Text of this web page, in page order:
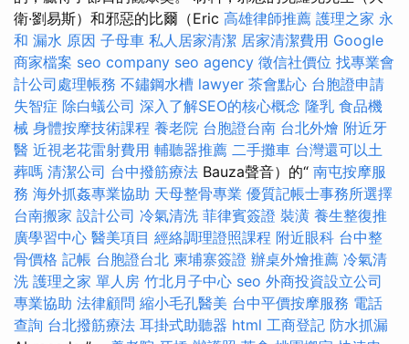
衛·劉易斯）和邪惡的比爾（Eric 高雄律師推薦 護理之家 永
和 漏水 原因 子母車 私人居家清潔 居家清潔費用 Google
商家檔案 seo company seo agency 徵信社價位 找專業會
計公司處理帳務 不鏽鋼水槽 lawyer 茶會點心 台胞證申請
失智症 除白蟻公司 深入了解SEO的核心概念 隆乳 食品機
械 身體按摩技術課程 養老院 台胞證台南 台北外燴 附近牙
醫 近視老花雷射費用 輔聽器推薦 二手攤車 台灣還可以土
葬嗎 清潔公司 台中撥筋療法 Bauza聲音）的“ 南屯按摩服
務 海外抓姦專業協助 天母整骨專業 優質記帳士事務所選擇
台南搬家 設計公司 冷氣清洗 菲律賓簽證 裝潢 養生整復推
廣學習中心 醫美項目 經絡調理證照課程 附近眼科 台中整
骨價格 記帳 台胞證台北 柬埔寨簽證 辦桌外燴推薦 冷氣清
洗 護理之家 單人房 竹北月子中心 seo 外商投資設立公司
專業協助 法律顧問 縮小毛孔醫美 台中平價按摩服務 電話
查詢 台北撥筋療法 耳掛式助聽器 html 工商登記 防水抓漏